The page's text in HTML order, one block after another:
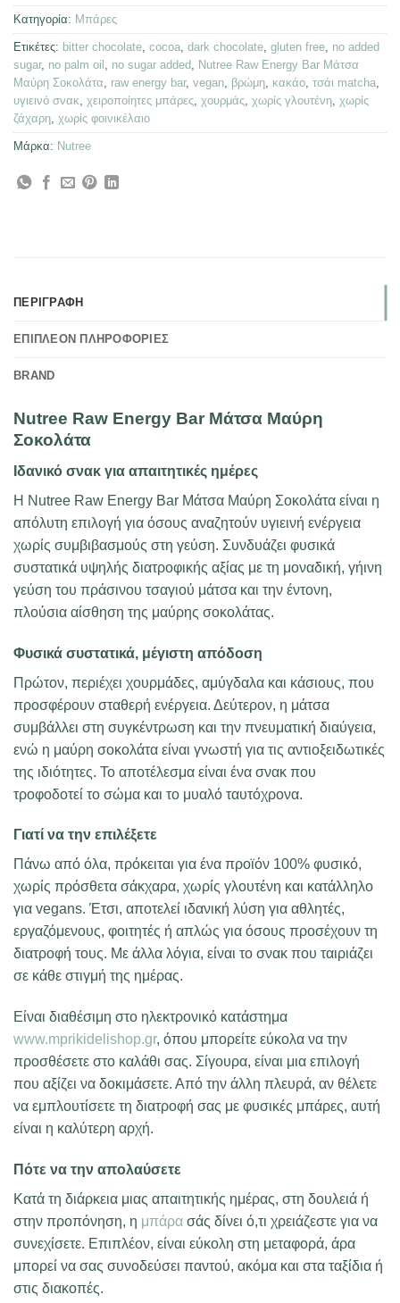
Κατηγορία: Μπάρες
Ετικέτες: bitter chocolate cocoa dark chocolate gluten free no added
sugar, no palm oil no sugar added Nutree Raw Energy Bar Μάτσα
Μαύρη Σοκολάτα
raw energy bar, vegan βρώμη κακάο τσάι matcha
υγιεινό σνακ χειροποίητες μπάρες χουρμάς χωρίς γλουτένη χωρίς
ζάχαρη χωρίς φοινικέλαιο
Μάρκα: Nutree
ΠΕΡΙΓΡΑΦΉ
ΕΠΙΠΛΈΟΝ ΠΛΗΡΟΦΟΡΊΕΣ
BRAND
Nutree Raw Energy Bar Μάτσα Μαύρη
Σοκολάτα
Ιδανικό σνακ για απαιτητικές ημέρες
Η Nutree Raw Energy Bar Μάτσα Μαύρη Σοκολάτα είναι η
απόλυτη επιλογή για όσους αναζητούν υγιεινή ενέργεια
χωρίς συμβιβασμούς στη γεύση. Συνδυάζει φυσικά
συστατικά υψηλής διατροφικής αξίας με τη μοναδική, γήινη
γεύση του πράσινου τσαγιού μάτσα και την έντονη,
πλούσια αίσθηση της μαύρης σοκολάτας.
Φυσικά συστατικά, μέγιστη απόδοση
Πρώτον, περιέχει χουρμάδες, αμύγδαλα και κάσιους, που
προσφέρουν σταθερή ενέργεια. Δεύτερον, η μάτσα
συμβάλλει στη συγκέντρωση και την πνευματική διαύγεια,
ενώ η μαύρη σοκολάτα είναι γνωστή για τις αντιοξειδωτικές
της ιδιότητες. Το αποτέλεσμα είναι ένα σνακ που
τροφοδοτεί το σώμα και το μυαλό ταυτόχρονα.
Γιατί να την επιλέξετε
Πάνω από όλα, πρόκειται για ένα προϊόν 100% φυσικό,
χωρίς πρόσθετα σάκχαρα, χωρίς γλουτένη και κατάλληλο
για vegans. Έτσι, αποτελεί ιδανική λύση για αθλητές,
εργαζόμενους, φοιτητές ή απλώς για όσους προσέχουν τη
διατροφή τους. Με άλλα λόγια, είναι το σνακ που ταιριάζει
σε κάθε στιγμή της ημέρας.
Είναι διαθέσιμη στο ηλεκτρονικό κατάστημα
www.mprikidelishop.gr, όπου μπορείτε εύκολα να την
προσθέσετε στο καλάθι σας. Σίγουρα, είναι μια επιλογή
που αξίζει να δοκιμάσετε. Από την άλλη πλευρά, αν θέλετε
να εμπλουτίσετε τη διατροφή σας με φυσικές μπάρες, αυτή
είναι η καλύτερη αρχή.
Πότε να την απολαύσετε
Κατά τη διάρκεια μιας απαιτητικής ημέρας, στη δουλειά ή
στην προπόνηση, η μπάρα σάς δίνει ό,τι χρειάζεστε για να
συνεχίσετε. Επιπλέον, είναι εύκολη στη μεταφορά, άρα
μπορεί να σας συνοδεύσει παντού, ακόμα και στα ταξίδια ή
στις διακοπές.